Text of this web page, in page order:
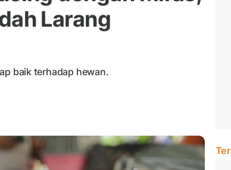
Larang
baik terhadap hewan.